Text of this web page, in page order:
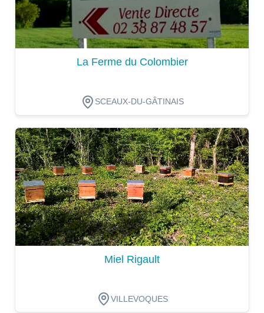
La Ferme du Colombier
SCEAUX-DU-GÂTINAIS
Dégustation
Miel Rigault
VILLEVOQUES